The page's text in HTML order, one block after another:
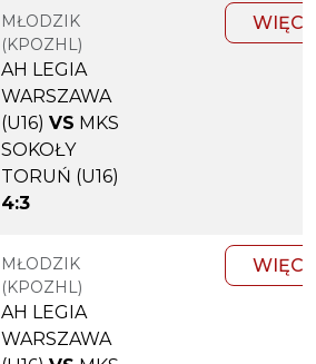
MŁODZIK
(KPOZHL)
AH LEGIA
WARSZAWA
(U16) VS MKS
SOKOŁY
TORUŃ (U16)
4:3
MŁODZIK
(KPOZHL)
AH LEGIA
WARSZAWA